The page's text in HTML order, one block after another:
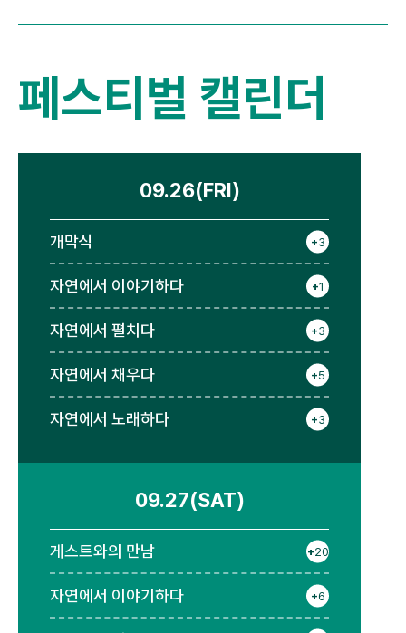
페스티벌 캘린더
09.26(FRI)
개막식 +3
자연에서 이야기하다 +1
자연에서 펼치다 +3
자연에서 채우다 +5
자연에서 노래하다 +3
09.27(SAT)
게스트와의 만남 +20
자연에서 이야기하다 +6